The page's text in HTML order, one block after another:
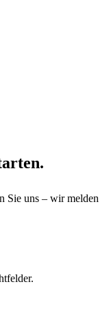
Sie uns – wir melden